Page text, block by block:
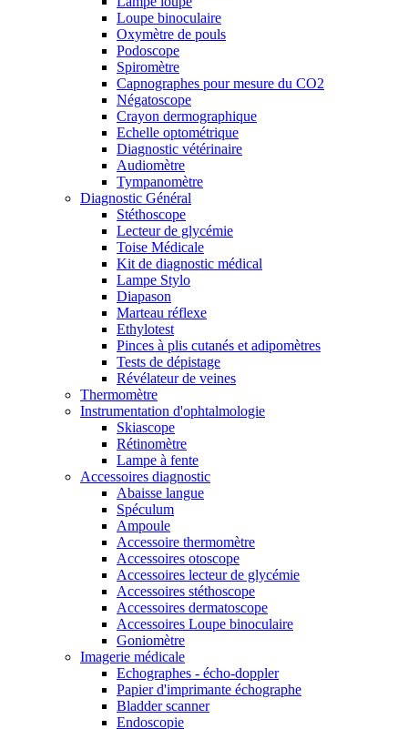
Loupe binoculaire
Oxymètre de pouls
Podoscope
Spiromètre
Capnographes pour mesure du CO2
Négatoscope
Crayon dermographique
Echelle optométrique
Diagnostic vétérinaire
Audiomètre
Tympanomètre
Diagnostic Général
Stéthoscope
Lecteur de glycémie
Toise Médicale
Kit de diagnostic médical
Lampe Stylo
Diapason
Marteau réflexe
Ethylotest
Pinces à plis cutanés et adipomètres
Tests de dépistage
Révélateur de veines
Thermomètre
Instrumentation d'ophtalmologie
Skiascope
Rétinomètre
Lampe à fente
Accessoires diagnostic
Abaisse langue
Spéculum
Ampoule
Accessoire thermomètre
Accessoires otoscope
Accessoires lecteur de glycémie
Accessoires stéthoscope
Accessoires dermatoscope
Accessoires Loupe binoculaire
Goniomètre
Imagerie médicale
Echographes - écho-doppler
Papier d'imprimante échographe
Bladder scanner
Endoscopie